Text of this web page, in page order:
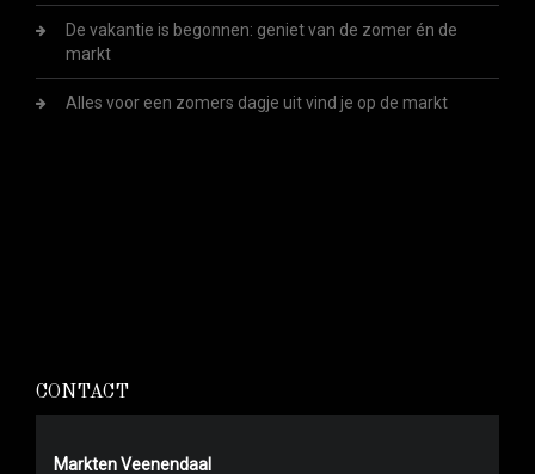
De vakantie is begonnen: geniet van de zomer én de
markt
Alles voor een zomers dagje uit vind je op de markt
CONTACT
Markten Veenendaal